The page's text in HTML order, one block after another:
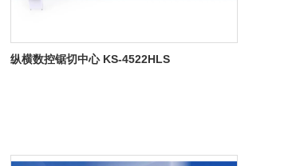
纵横数控锯切中心 KS-4522HLS